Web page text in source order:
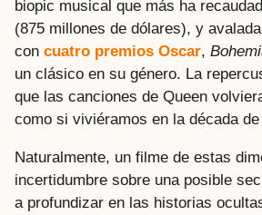
biopic musical que más ha
(875 millones de dólares), y
con cuatro premios Oscar,
un clásico en su género. La
que las canciones de Queen
como si viviéramos en la década de
Naturalmente, un filme de estas
incertidumbre sobre una posible
a profundizar en las historias